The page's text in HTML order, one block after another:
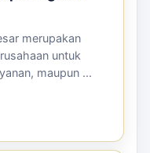
merupakan
untuk
maupun ...